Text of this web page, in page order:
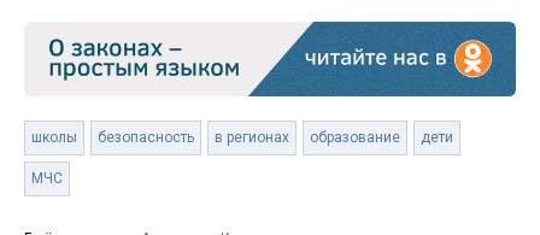
школы безопасность в регионах образование дети
МЧС